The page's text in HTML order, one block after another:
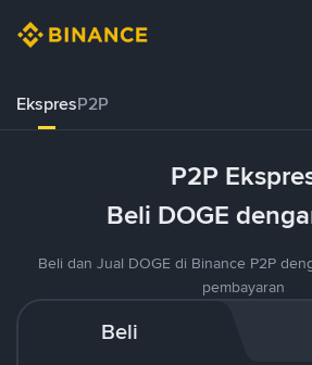
EkspresP2P
P2P
Beli DOGE
Beli dan Jual DOGE di Binance P2P
pembayaran
Beli